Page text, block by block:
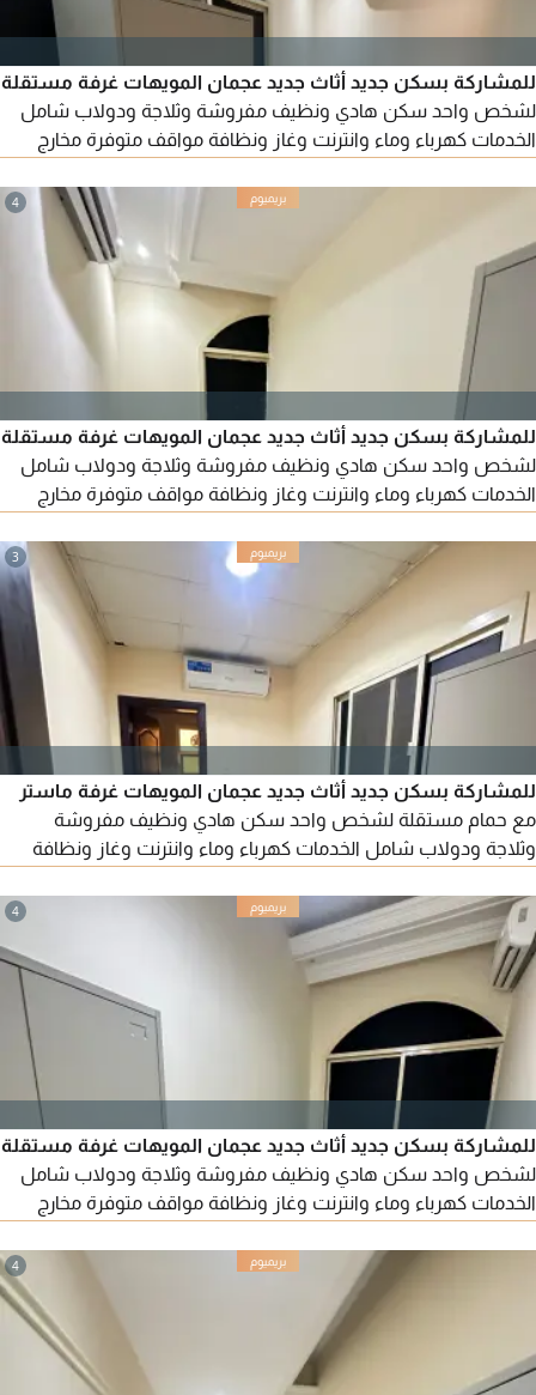
للمشاركة بسكن جديد أثاث جديد عجمان المويهات غرفة مستقلة
لشخص واحد سكن هادي ونظيف مفروشة وثلاجة ودولاب شامل
الخدمات كهرباء وماء وانترنت وغاز ونظافة مواقف متوفرة مخارج
4
للمشاركة بسكن جديد أثاث جديد عجمان المويهات غرفة مستقلة
لشخص واحد سكن هادي ونظيف مفروشة وثلاجة ودولاب شامل
الخدمات كهرباء وماء وانترنت وغاز ونظافة مواقف متوفرة مخارج
3
للمشاركة بسكن جديد أثاث جديد عجمان المويهات غرفة ماستر
مع حمام مستقلة لشخص واحد سكن هادي ونظيف مفروشة
وثلاجة ودولاب شامل الخدمات كهرباء وماء وانترنت وغاز ونظافة
4
للمشاركة بسكن جديد أثاث جديد عجمان المويهات غرفة مستقلة
لشخص واحد سكن هادي ونظيف مفروشة وثلاجة ودولاب شامل
الخدمات كهرباء وماء وانترنت وغاز ونظافة مواقف متوفرة مخارج
4